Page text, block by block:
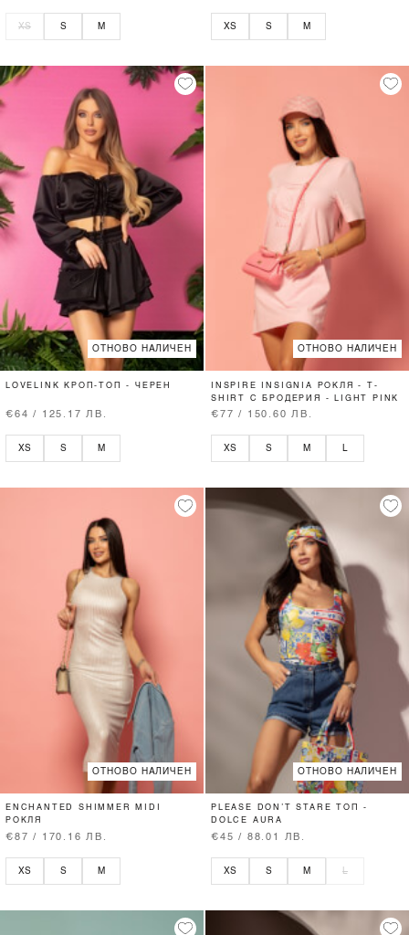
XS S M XS S M
ОТНОВО НАЛИЧЕН
LOVELINK КРОП-ТОП - ЧЕРЕН
€64 / 125.17 ЛВ.
XS S M
ОТНОВО НАЛИЧЕН
INSPIRE INSIGNIA РОКЛЯ - T-
SHIRT С БРОДЕРИЯ - LIGHT PINK
€77 / 150.60 ЛВ.
XS S M L
ОТНОВО НАЛИЧЕН
ENCHANTED SHIMMER MIDI
РОКЛЯ
€87 / 170.16 ЛВ.
XS S M
ОТНОВО НАЛИЧЕН
PLEASE DON’T STARE ТОП -
DOLCE AURA
€45 / 88.01 ЛВ.
XS S M L